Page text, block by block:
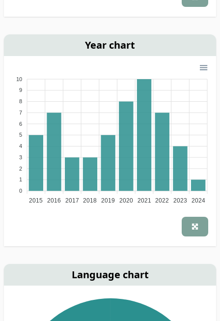
Year chart
10
9
8
7
6
5
4
3
2
1
0
2015 2016 2017 2018 2019 2020 2021 2022 2023 2024
Language chart